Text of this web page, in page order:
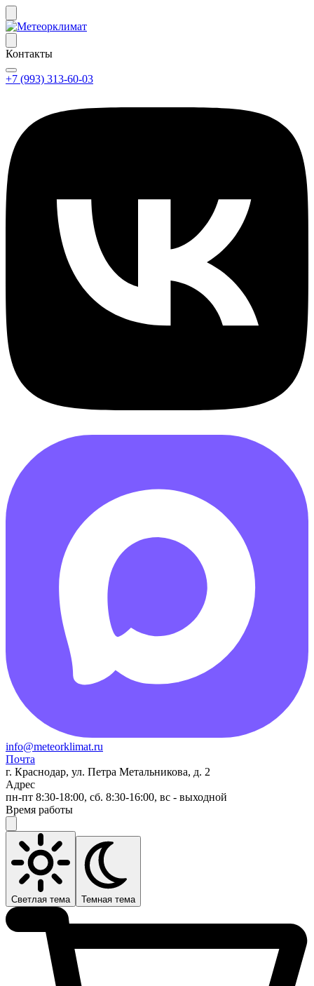
Контакты
+7 (993) 313-60-03
info@meteorklimat.ru
Почта
г. Краснодар, ул. Петра Метальникова, д. 2
Адрес
пн-пт 8:30-18:00, сб. 8:30-16:00, вс - выходной
Время работы
Светлая тема Темная тема